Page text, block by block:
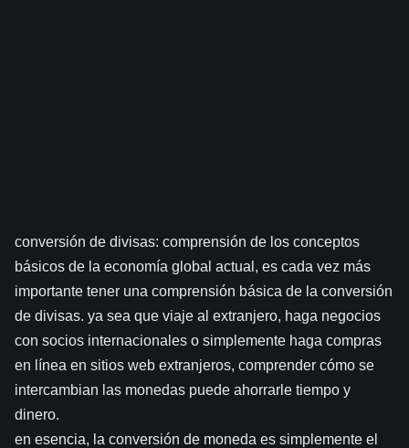
conversión de divisas: comprensión de los conceptos
básicos de la economía global actual, es cada vez más
importante tener una comprensión básica de la conversión
de divisas. ya sea que viaje al extranjero, haga negocios
con socios internacionales o simplemente haga compras
en línea en sitios web extranjeros, comprender cómo se
intercambian las monedas puede ahorrarle tiempo y
dinero.
en esencia, la conversión de moneda es simplemente el